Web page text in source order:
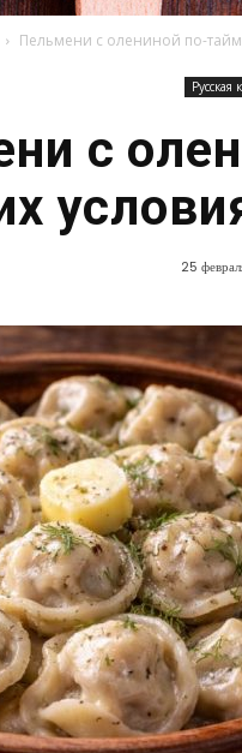
Пельмени с олениной по-
Русская
с
25